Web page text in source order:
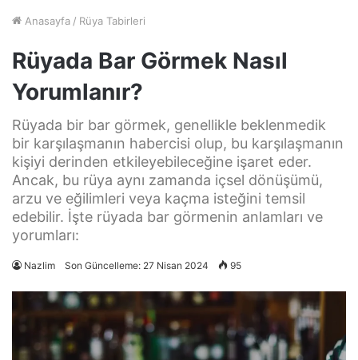
Anasayfa / Rüya Tabirleri
Rüyada Bar Görmek Nasıl
Yorumlanır?
Rüyada bir bar görmek, genellikle beklenmedik
bir karşılaşmanın habercisi olup, bu karşılaşmanın
kişiyi derinden etkileyebileceğine işaret eder.
Ancak, bu rüya aynı zamanda içsel dönüşümü,
arzu ve eğilimleri veya kaçma isteğini temsil
edebilir. İşte rüyada bar görmenin anlamları ve
yorumları:
Nazlim Son Güncelleme: 27 Nisan 2024 95